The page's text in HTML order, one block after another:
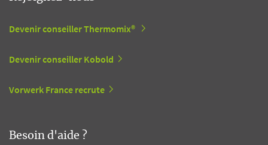
Devenir conseiller Thermomix®
Devenir conseiller Kobold
Vorwerk France recrute
Besoin d'aide ?